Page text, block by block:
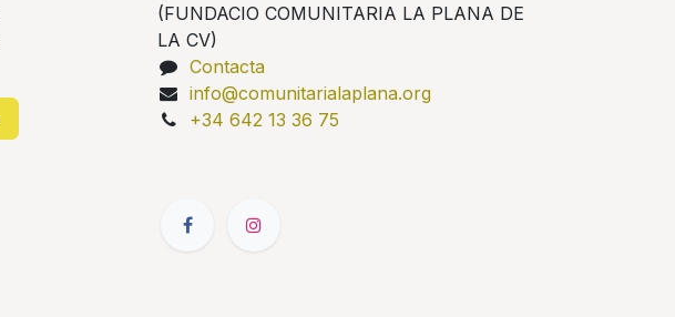
(FUNDACIO COMUNITARIA LA PLANA DE
LA CV)
Contacta
info@comunitarialaplana.org
+34 642 13 36 75